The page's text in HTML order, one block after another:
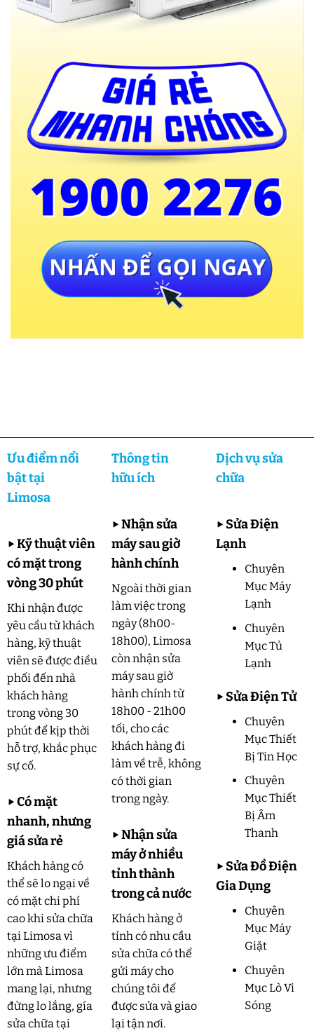
Ưu điểm nổi
bật tại
Limosa
▶Kỹ thuật viên
có mặt trong
vòng 30 phút
Khi nhận được
yêu cầu từ khách
hàng, kỹ thuật
viên sẽ được điều
phối đến nhà
khách hàng
trong vòng 30
phút để kịp thời
hỗ trợ, khắc phục
sự cố.
▶Có mặt
nhanh, nhưng
giá sửa rẻ
Khách hàng có
thể sẽ lo ngại về
có mặt chi phí
cao khi sửa chữa
tại Limosa vì
những ưu điểm
lớn mà Limosa
mang lại, nhưng
đừng lo lắng, gía
sửa chữa tại
Thông tin
hữu ích
▶Nhận sửa
máy sau giờ
hành chính
Ngoài thời gian
làm việc trong
ngày (8h00-
18h00), Limosa
còn nhận sửa
máy sau giờ
hành chính từ
18h00 - 21h00
tối, cho các
khách hàng đi
làm về trễ, không
có thời gian
trong ngày.
▶Nhận sửa
máy ở nhiều
tỉnh thành
trong cả nước
Khách hàng ở
tỉnh có nhu cầu
sửa chữa có thể
gửi máy cho
chúng tôi để
được sửa và giao
lại tận nơi.
Dịch vụ sửa
chữa
▶ Sửa Điện
Lạnh
Chuyên
Mục Máy
Lạnh
Chuyên
Mục Tủ
Lạnh
▶ Sửa Điện Tử
Chuyên
Mục Thiết
Bị Tin Học
Chuyên
Mục Thiết
Bị Âm
Thanh
▶ Sửa Đồ Điện
Gia Dụng
Chuyên
Mục Máy
Giặt
Chuyên
Mục Lò Vi
Sóng